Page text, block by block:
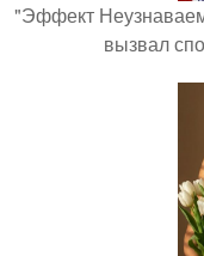
"Эффект
вызвал